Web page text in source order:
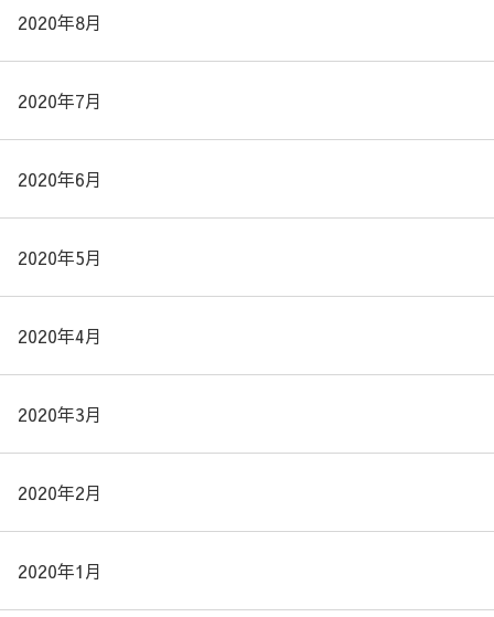
2020年8月
2020年7月
2020年6月
2020年5月
2020年4月
2020年3月
2020年2月
2020年1月